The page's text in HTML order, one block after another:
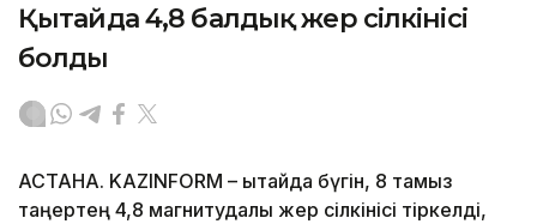
Қытайда 4,8 балдық жер сілкінісі
болды
АСТАНА. KAZINFORM – Қытайда бүгін, 8 тамыз
таңертең 4,8 магнитудалы жер сілкінісі тіркелді,